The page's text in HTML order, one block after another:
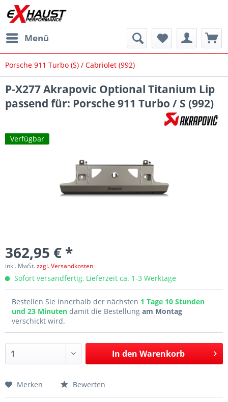
Menü
Porsche 911 Turbo (S) / Cabriolet (992)
P-X277 Akrapovic Optional Titanium Lip
passend für: Porsche 911 Turbo / S (992)
Verfügbar
362,95 € *
inkl. MwSt.zzgl. Versandkosten
Sofort versandfertig, Lieferzeit ca. 1-3 Werktage
Bestellen Sie innerhalb der nächsten 1 Tage 10 Stunden
und 23 Minuten damit die Bestellung am Montag
verschickt wird.
In den Warenkorb
Merken Bewerten